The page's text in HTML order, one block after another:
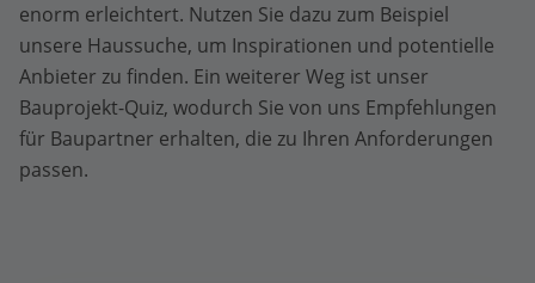
enorm erleichtert. Nutzen Sie dazu zum Beispiel
unsere Haussuche, um Inspirationen und potentielle
Anbieter zu finden. Ein weiterer Weg ist unser
Bauprojekt-Quiz, wodurch Sie von uns Empfehlungen
für Baupartner erhalten, die zu Ihren Anforderungen
passen.